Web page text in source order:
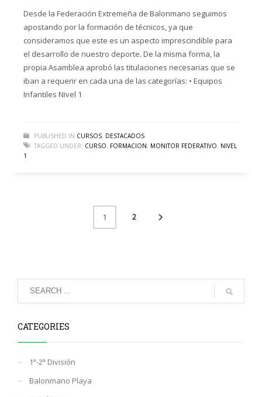
Desde la Federación Extremeña de Balonmano seguimos
apostando por la formación de técnicos, ya que
consideramos que este es un aspecto imprescindible para
el desarrollo de nuestro deporte. De la misma forma, la
propia Asamblea aprobó las titulaciones necesarias que se
iban a requerir en cada una de las categorías: • Equipos
Infantiles Nivel 1
PUBLISHED IN CURSOS, DESTACADOS
TAGGED UNDER: CURSO, FORMACION, MONITOR FEDERATIVO, NIVEL
1
1 2
CATEGORIES
1ª-2ª División
Balonmano Playa